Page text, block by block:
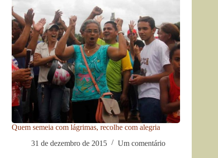
Quem semeia com lágrimas, recolhe com alegria
31 de dezembro de 2015
Um comentário